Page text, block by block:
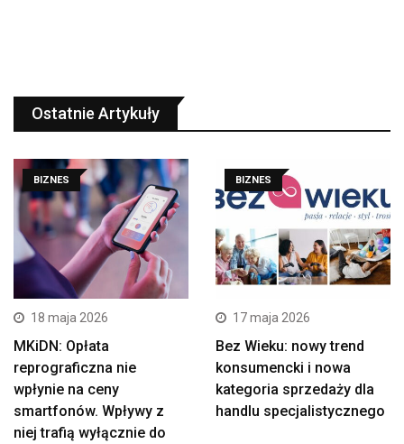
Ostatnie Artykuły
BIZNES
18 maja 2026
MKiDN: Opłata
reprograficzna nie
wpłynie na ceny
smartfonów. Wpływy z
niej trafią wyłącznie do
BIZNES
17 maja 2026
Bez Wieku: nowy trend
konsumencki i nowa
kategoria sprzedaży dla
handlu specjalistycznego